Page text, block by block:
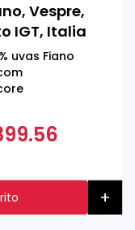
Vespre,
IGT, Italia
uvas Fiano
+